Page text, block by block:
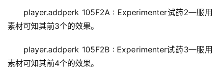
player.addperk 105F2A : Experimenter试药2—服用
素材可知其前3个的效果。
player.addperk 105F2B : Experimenter试药3—服用
素材可知其前4个的效果。